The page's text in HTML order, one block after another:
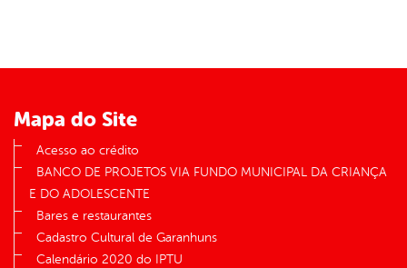
Mapa do Site
Acesso ao crédito
BANCO DE PROJETOS VIA FUNDO MUNICIPAL DA CRIANÇA
E DO ADOLESCENTE
Bares e restaurantes
Cadastro Cultural de Garanhuns
Calendário 2020 do IPTU